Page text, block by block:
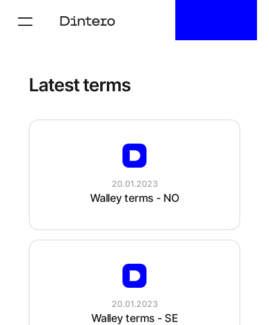
Walley terms
Latest terms
20.01.2023
Walley terms - NO
20.01.2023
Walley terms - SE